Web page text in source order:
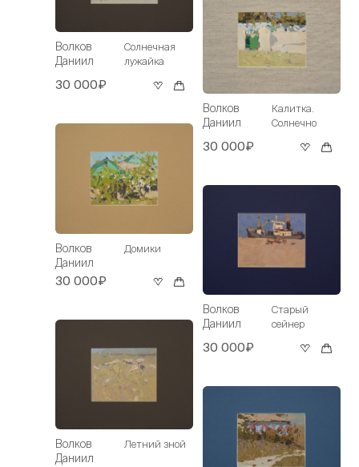
Волков
Даниил
Солнечная
лужайка
30 000₽
Волков
Даниил
Домики
30 000₽
Волков
Даниил
Летний зной
Волков
Даниил
Калитка.
Солнечно
30 000₽
Волков
Даниил
Старый
сейнер
30 000₽